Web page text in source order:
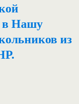
в Нашу
из